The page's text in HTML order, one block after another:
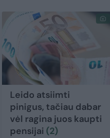
Leido atsiimti
pinigus, tačiau dabar
vėl ragina juos kaupti
pensijai (2)